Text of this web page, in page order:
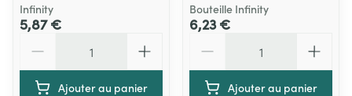
Infinity
5,87 €
Ajouter au panier
Bouteille Infinity
6,23 €
Ajouter au panier